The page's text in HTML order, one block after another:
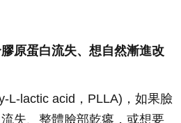
原蛋白流失、想自然漸進改
L-lactic acid，PLLA)，如果臉
失、整體臉部乾癟，或想要